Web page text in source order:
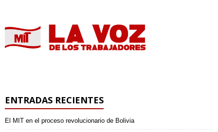
ENTRADAS RECIENTES
El MIT en el proceso revolucionario de Bolivia